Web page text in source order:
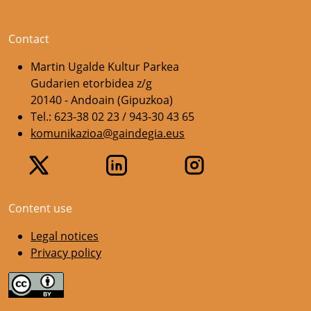
Contact
Martin Ugalde Kultur Parkea
Gudarien etorbidea z/g
20140 - Andoain (Gipuzkoa)
Tel.: 623-38 02 23 / 943-30 43 65
komunikazioa@gaindegia.eus
Content use
Legal notices
Privacy policy